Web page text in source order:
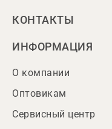
КОНТАКТЫ
ИНФОРМАЦИЯ
О компании
Оптовикам
Сервисный центр